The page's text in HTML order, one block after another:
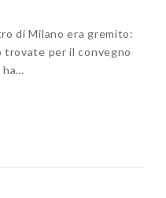
di Milano era gremito:
trovate per il convegno
ha…